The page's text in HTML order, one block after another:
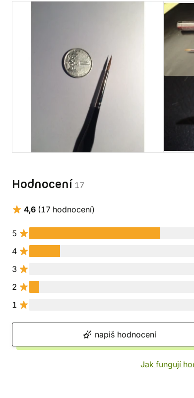
Hodnocení 17
4,6 (17 hodnocení)
5
4
3
2
1
napiš hodnocení
Jak fungují